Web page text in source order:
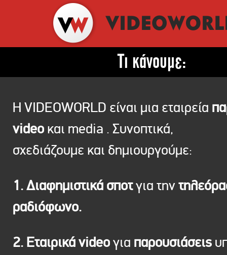
Τι κάνουμε:
Η VIDEOWORLD είναι μια εταιρεία
video και media . Συνοπτικά,
σχεδιάζουμε και δημιουργούμε:
1. Διαφημιστικά σποτγια την
ραδιόφωνο.
2. Εταιρικά videoγια παρουσιάσεις